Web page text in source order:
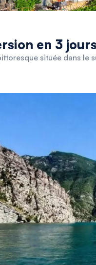
en 3
située dans le